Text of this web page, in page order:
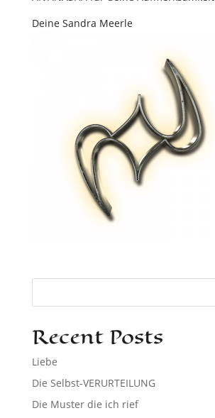
Deine Sandra Meerle
Recent Posts
Liebe
Die Selbst-VERURTEILUNG
Die Muster die ich rief